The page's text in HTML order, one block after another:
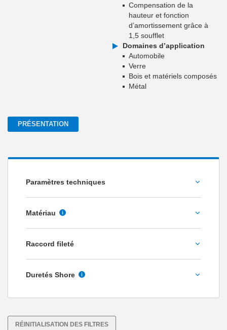
Compensation de la
hauteur et fonction
d’amortissement grâce à
1,5 soufflet
Domaines d’application
Automobile
Verre
Bois et matériels composés
Métal
PRÉSENTATION
Paramètres techniques
Diamètre [mm]
Matériau
NBR
Polyuréthane
Silicone
Raccord fileté
G1/2 po intérieur
G1/4 po extérieur
G3/8 po extérieur
Duretés Shore
RÉINITIALISATION DES FILTRES